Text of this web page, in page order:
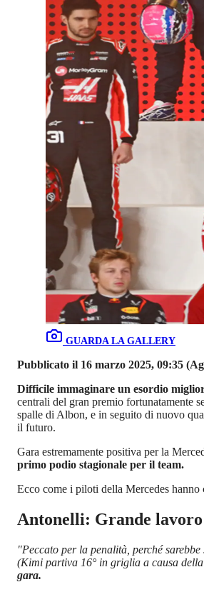
GUARDA LA GALLERY
Pubblicato il 16 marzo 2025, 09:35
Difficile immaginare un esordio
centrali del gran premio fortunatamente
spalle di Albon, e in seguito di nuovo
il futuro.
Gara estremamente positiva per la
primo podio stagionale per il team.
Ecco come i piloti della Mercedes hanno
Antonelli: Grande
"Peccato per la penalità, perché
(Kimi partiva 16° in griglia a causa
gara.